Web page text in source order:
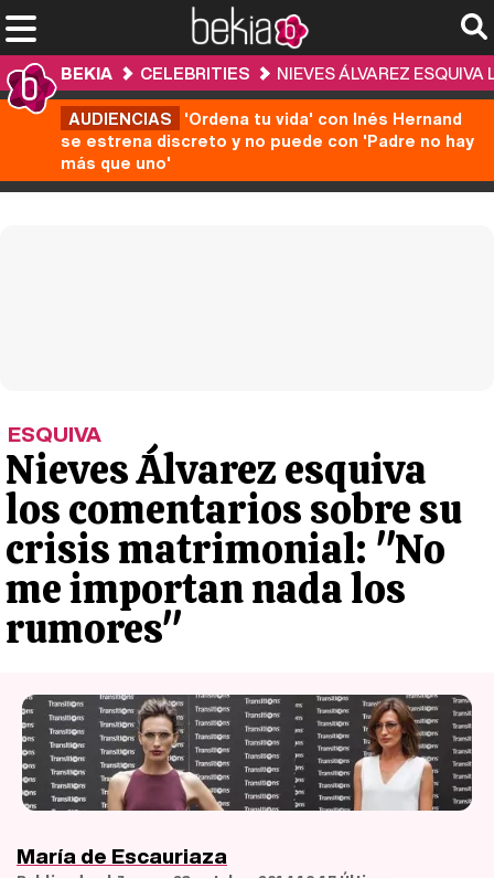
BEKIA CELEBRITIES
NIEVES ÁLVAREZ
AUDIENCIAS 'Ordena tu vida' con Inés Hernand
se estrena discreto y no puede con 'Padre no hay
más que uno'
ESQUIVA
Nieves Álvarez esquiva
los comentarios sobre su
crisis matrimonial: "No
me importan nada los
rumores"
María de Escauriaza